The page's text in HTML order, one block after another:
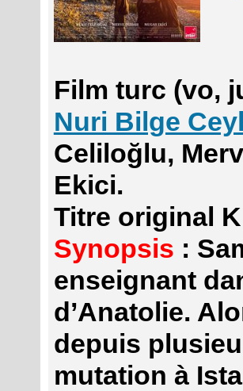
Film turc (vo,
Nuri Bilge
Celiloğlu,
Ekici.
Titre original
Synopsis :
enseignant
d’Anatolie.
depuis
mutation à